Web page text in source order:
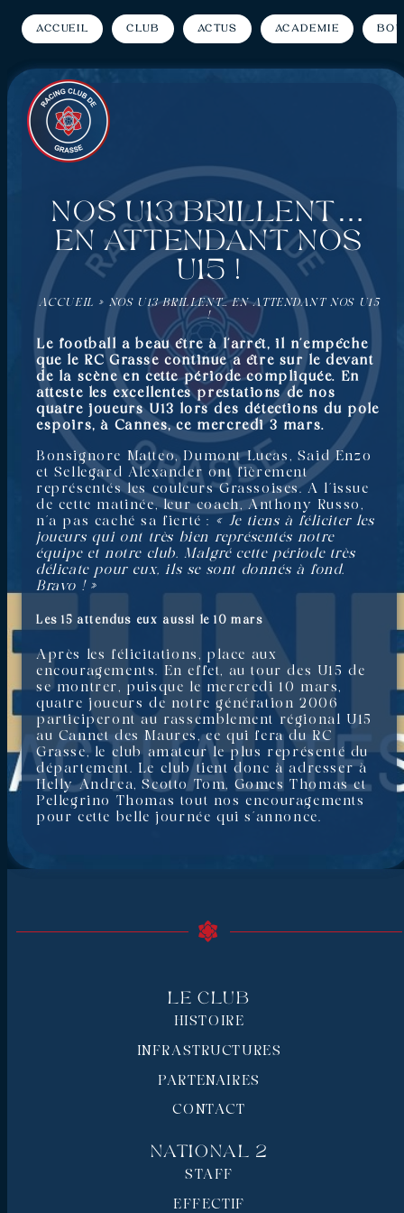
Accueil Club Actus Académie
Nos U13 brillent…
en attendant nos
U15 !
ACCUEIL » NOS U13 BRILLENT… EN ATTENDANT NOS U15
!
Le football a beau être à l’arrêt, il n’empêche
que le RC Grasse continue a être sur le devant
de la scène en cette période compliquée. En
atteste les excellentes prestations de nos
quatre joueurs U13 lors des détections du pole
espoirs, à Cannes, ce mercredi 3 mars.
Bonsignore Matteo, Dumont Lucas, Said Enzo
et Sellegard Alexander ont fièrement
représentés les couleurs Grassoises. A l’issue
de cette matinée, leur coach, Anthony Russo,
n’a pas caché sa fierté : « Je tiens à féliciter les
joueurs qui ont très bien représentés notre
équipe et notre club. Malgré cette période très
délicate pour eux, ils se sont donnés à fond.
Bravo ! »
Les 15 attendus eux aussi le 10 mars
Après les félicitations, place aux
encouragements. En effet, au tour des U15 de
se montrer, puisque le mercredi 10 mars,
quatre joueurs de notre génération 2006
participeront au rassemblement régional U15
au Cannet des Maures, ce qui fera du RC
Grasse, le club amateur le plus représenté du
département. Le club tient donc à adresser à
Helly Andrea, Scotto Tom, Gomes Thomas et
Pellegrino Thomas tout nos encouragements
pour cette belle journée qui s’annonce.
Le Club
HISTOIRE
INFRASTRUCTURES
PARTENAIRES
CONTACT
National 2
STAFF
EFFECTIF